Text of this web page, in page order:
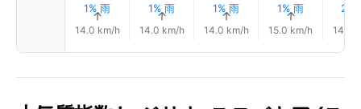
1% 雨
↑
14.0 km/h
1% 雨
↑
14.0 km/h
1% 雨
↑
14.0 km/h
1% 雨
↑
15.0 km/h
2%
14.0